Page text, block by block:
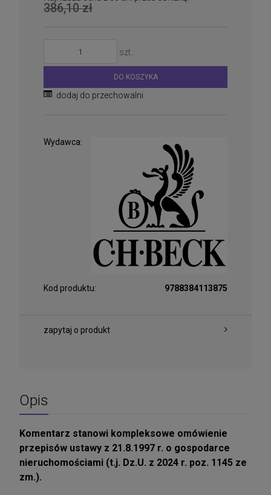
386,10 zł
szt.
DO KOSZYKA
dodaj do przechowalni
Wydawca:
Kod produktu: 9788384113875
zapytaj o produkt
Opis
Komentarz stanowi kompleksowe omówienie
przepisów ustawy z 21.8.1997 r. o gospodarce
nieruchomościami (t.j. Dz.U. z 2024 r. poz. 1145 ze
zm.).